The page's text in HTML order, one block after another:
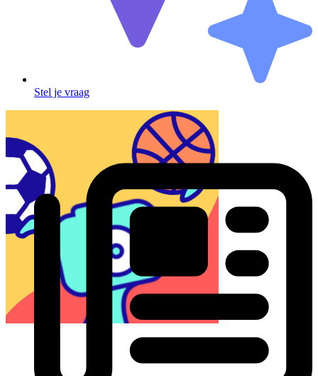
Stel je vraag